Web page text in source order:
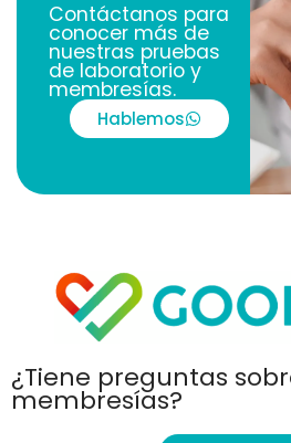
Contáctanos para
conocer más de
nuestras pruebas
de laboratorio y
membresías.
Hablemos
¿Tiene preguntas
membresías?